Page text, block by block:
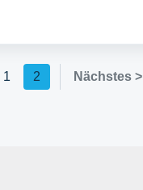
1 2 Nächstes >